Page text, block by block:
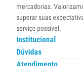
mercadorias.
superar suas
serviço possível.
Institucional
Dúvidas